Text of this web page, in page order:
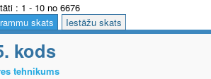
: 1 - 10 no 6676
skats
Iestāžu skats
kods
tehnikums